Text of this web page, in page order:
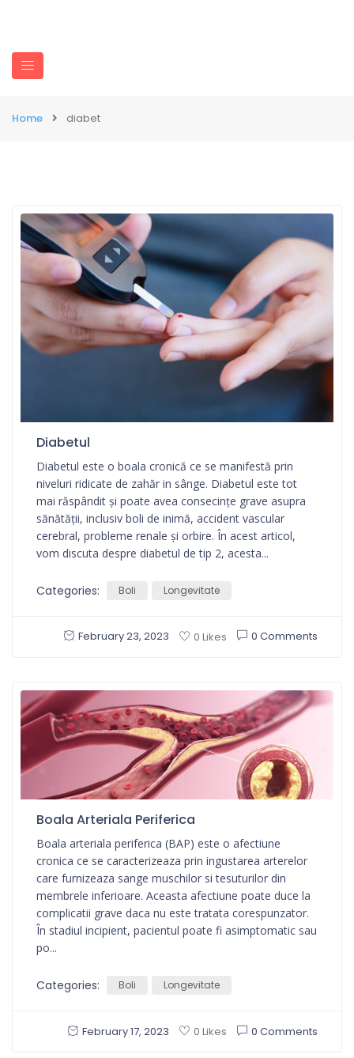
Home diabet
Diabetul
Diabetul este o boala cronică ce se manifestă prin
niveluri ridicate de zahăr in sânge. Diabetul este tot
mai răspândit și poate avea consecințe grave asupra
sănătății, inclusiv boli de inimă, accident vascular
cerebral, probleme renale și orbire. În acest articol,
vom discuta despre diabetul de tip 2, acesta...
Categories: Boli Longevitate
February 23, 2023 0 Likes 0 Comments
Boala Arteriala Periferica
Boala arteriala periferica (BAP) este o afectiune
cronica ce se caracterizeaza prin ingustarea arterelor
care furnizeaza sange muschilor si tesuturilor din
membrele inferioare. Aceasta afectiune poate duce la
complicatii grave daca nu este tratata corespunzator.
În stadiul incipient, pacientul poate fi asimptomatic sau
po...
Categories: Boli Longevitate
February 17, 2023 0 Likes 0 Comments